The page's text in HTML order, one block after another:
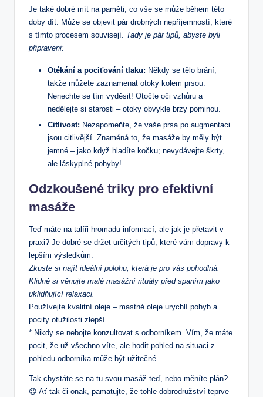
Je také dobré mít na paměti, co vše se může během této
doby dít. Může se objevit pár drobných nepříjemností, které
s tímto procesem souvisejí. Tady je pár tipů, abyste byli
připraveni:
Otékání a pociťování tlaku: Někdy se tělo brání,
takže můžete zaznamenat otoky kolem prsou.
Nenechte se tím vyděsit! Otočte oči vzhůru a
nedělejte si starosti – otoky obvykle brzy pominou.
Citlivost: Nezapomeňte, že vaše prsa po augmentaci
jsou citlivější. Znaméná to, že masáže by měly být
jemné – jako když hladíte kočku; nevydávejte škrty,
ale láskyplné pohyby!
Odzkoušené triky pro efektivní
masáže
Teď máte na talíři hromadu informací, ale jak je přetavit v
praxi? Je dobré se držet určitých tipů, které vám dopravy k
lepším výsledkům.
Zkuste si najít ideální polohu, která je pro vás pohodlná.
Klidně si věnujte malé masážní rituály před spaním jako
uklidňující relaxaci.
Používejte kvalitní oleje – mastné oleje urychlí pohyb a
pocity otužilosti zlepší.
* Nikdy se nebojte konzultovat s odborníkem. Vím, že máte
pocit, že už všechno víte, ale hodit pohled na situaci z
pohledu odborníka může být užitečné.
Tak chystáte se na tu svou masáž teď, nebo měníte plán?
😉 Ať tak či onak, pamatujte, že tohle dobrodružství teprve